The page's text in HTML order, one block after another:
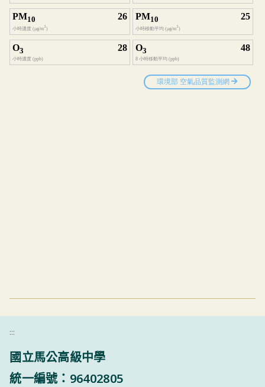
:::
國立馬公高級中學
統一編號：96402805